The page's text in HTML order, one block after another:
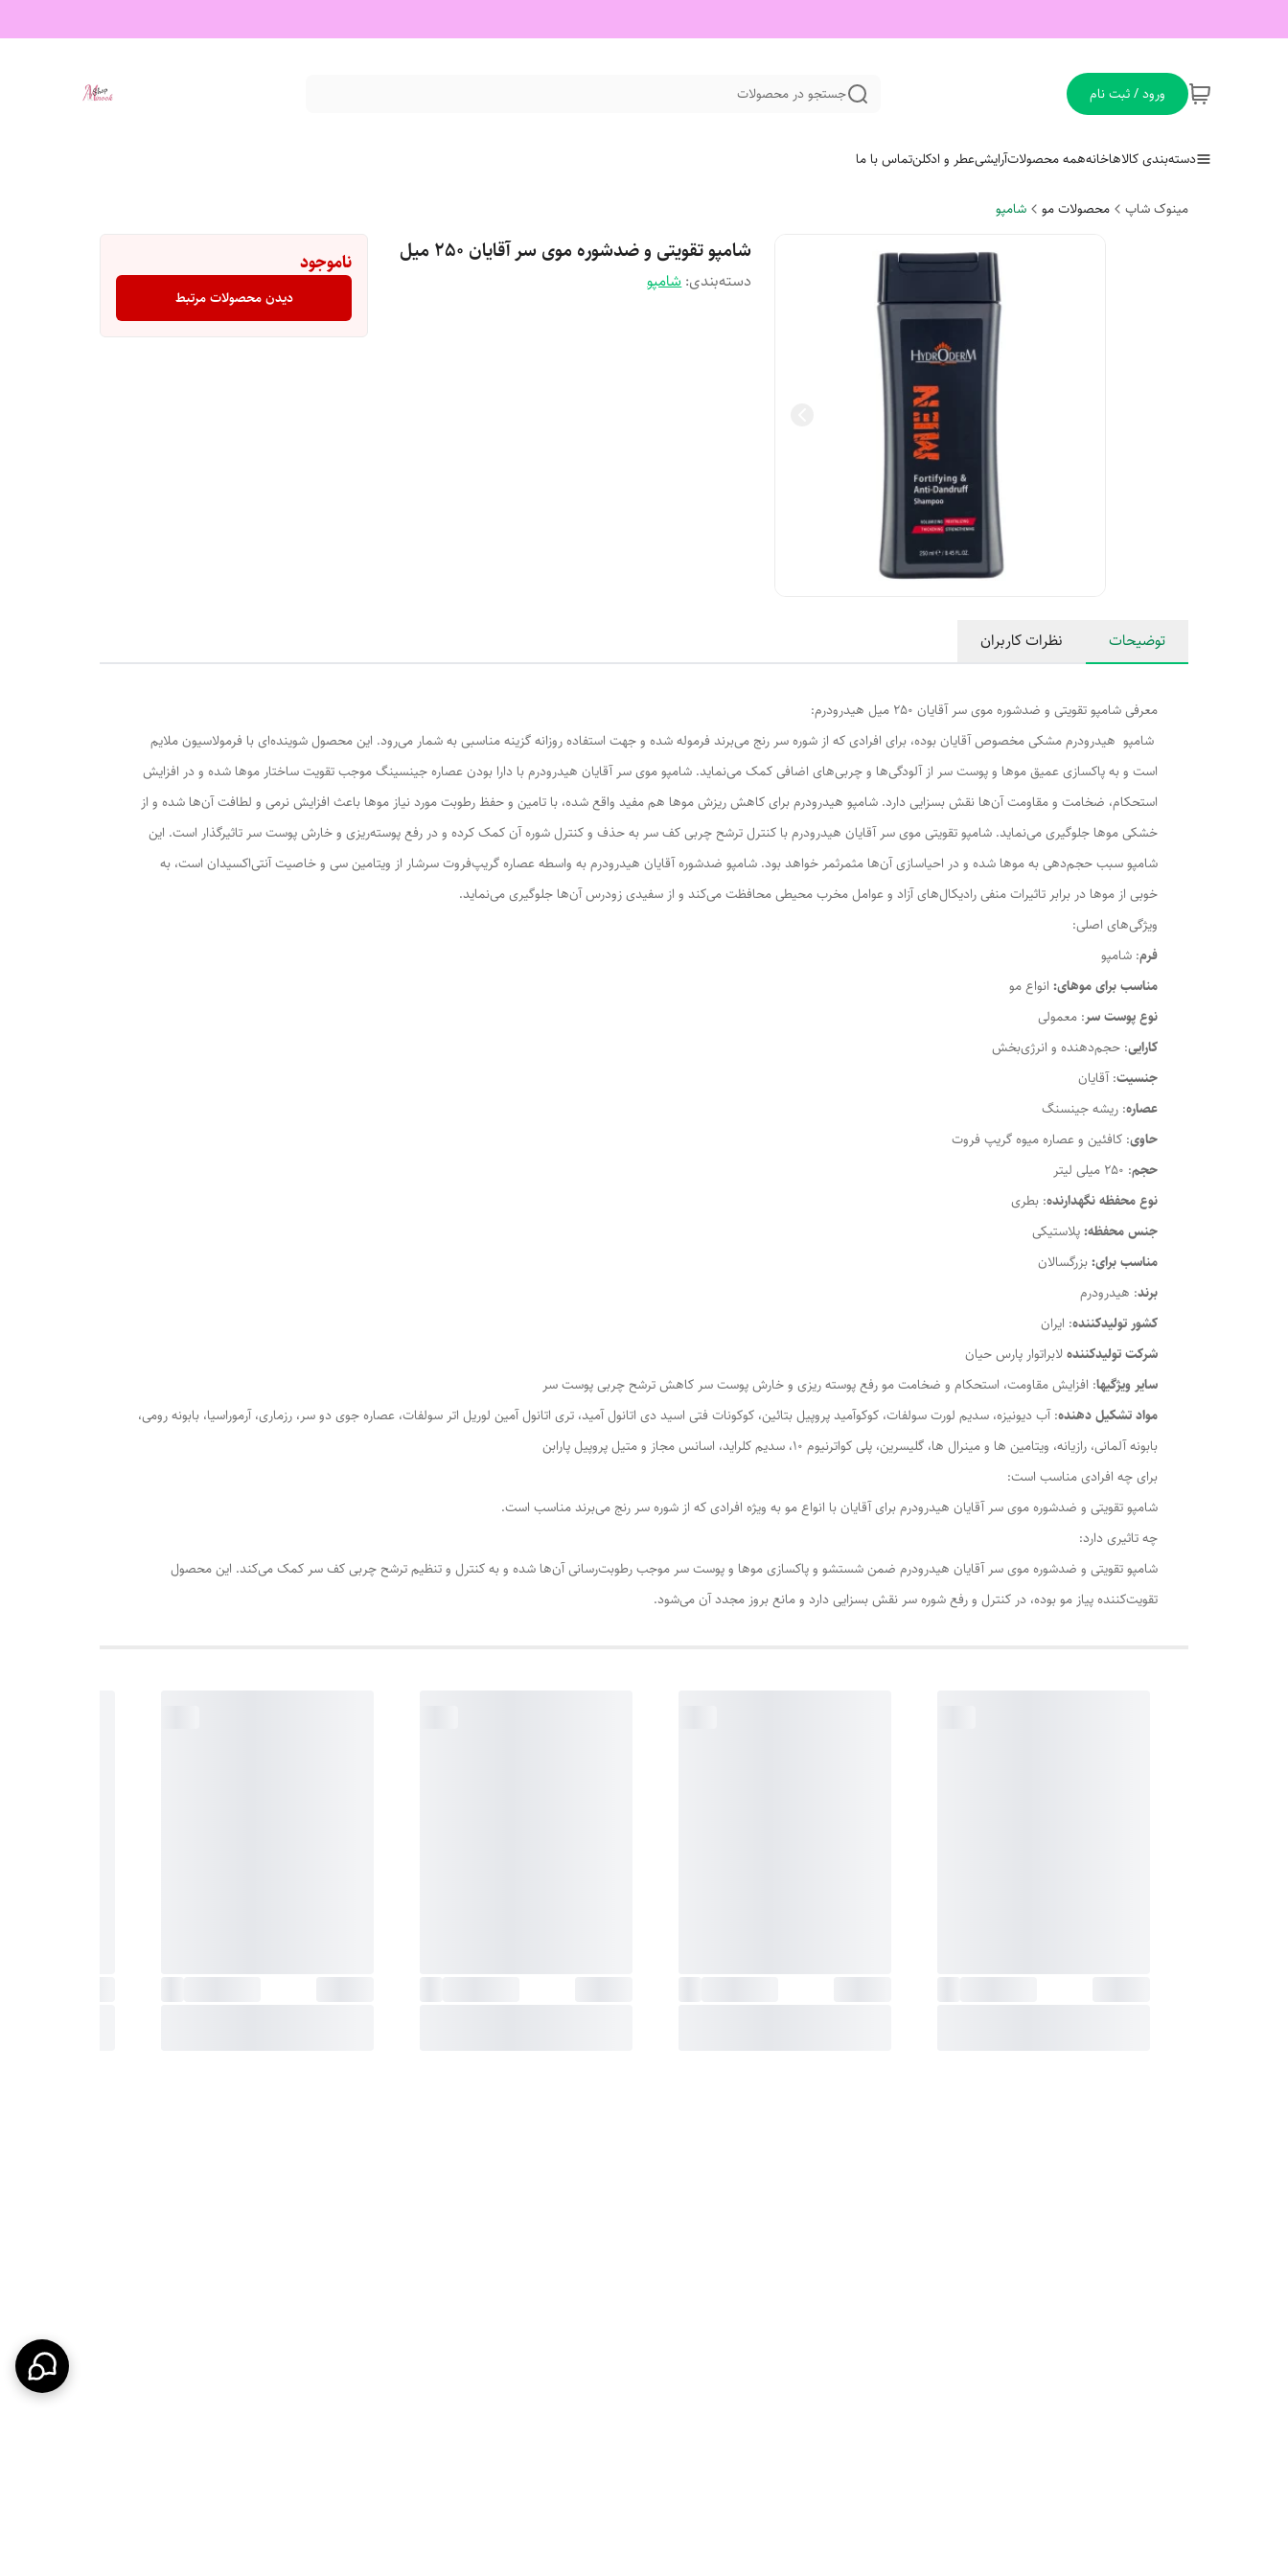
ورود / ثبت نام جستجو در محصولات
دسته‌بندی کالاهاخانههمه محصولاتآرایشیعطر و ادکلنتماس با ما
مینوک شاپ محصولات مو شامپو
شامپو تقویتی و ضدشوره موی سر آقایان 250 میل
دسته‌بندی:شامپو
ناموجود
دیدن محصولات مرتبط
توضیحات نظرات کاربران
معرفی شامپو تقویتی و ضدشوره موی سر آقایان 250 میل هیدرودرم:
شامپو هیدرودرم مشکی مخصوص آقایان بوده، برای افرادی که از شوره سر رنج می‌برند فرموله شده و جهت استفاده روزانه گزینه مناسبی به شمار می‌رود. این محصول شوینده‌ای با فرمولاسیون ملایم
است و به پاکسازی عمیق موها و پوست سر از آلودگی‌ها و چربی‌های اضافی کمک می‌نماید. شامپو موی سر آقایان هیدرودرم با دارا بودن عصاره جینسینگ موجب تقویت ساختار موها شده و در افزایش
استحکام، ضخامت و مقاومت آن‌ها نقش بسزایی دارد. شامپو هیدرودرم برای کاهش ریزش موها هم مفید واقع شده، با تامین و حفظ رطوبت مورد نیاز موها باعث افزایش نرمی و لطافت آن‌ها شده و از
خشکی موها جلوگیری می‌نماید. شامپو تقویتی موی سر آقایان هیدرودرم با کنترل ترشح چربی کف سر به حذف و کنترل شوره آن کمک کرده و در رفع پوسته‌ریزی و خارش پوست سر تاثیرگذار است. این
شامپو سبب حجم‌دهی به موها شده و در احیاسازی آن‌ها مثمرثمر خواهد بود. شامپو ضدشوره آقایان هیدرودرم به واسطه عصاره گریپ‌فروت سرشار از ویتامین سی و خاصیت آنتی‌اکسیدان است، به
خوبی از موها در برابر تاثیرات منفی رادیکال‌های آزاد و عوامل مخرب محیطی محافظت می‌کند و از سفیدی زودرس آن‌ها جلوگیری می‌نماید.
ویژگی‌های اصلی:
فرم: شامپو
مناسب برای موهای: انواع مو
نوع پوست سر: معمولی
کارایی: حجم‌دهنده و انرژی‌بخش
جنسیت: آقایان
عصاره: ریشه جینسنگ
حاوی: کافئین و عصاره میوه گریپ فروت
حجم: 250 میلی لیتر
نوع محفظه نگهدارنده: بطری
جنس محفظه:پلاستیکی
مناسب برای:بزرگسالان
برند: هیدرودرم
کشور تولید‎کننده
: ایران
شرکت تولید‎کننده
لابراتوار پارس حیان
سایر ویژگیها: افزایش مقاومت، استحکام و ضخامت مو رفع پوسته ریزی و خارش پوست سر کاهش ترشح چربی پوست سر
مواد تشکیل دهنده: آب دیونیزه، سدیم لورت سولفات، کوکوآمید پروپیل بتائین، کوکونات فتی اسید دی اتانول آمید، تری اتانول آمین لوریل اتر سولفات، عصاره جوی دو سر، رزماری، آرموراسیا، بابونه رومی،
بابونه آلمانی، رازیانه، ویتامین ها و مینرال ها، گلیسرین، پلی کواترنیوم 10، سدیم کلراید، اسانس مجاز و متیل پروپیل پارابن
برای چه افرادی مناسب است:
شامپو تقویتی و ضدشوره موی سر آقایان هیدرودرم برای آقایان با انواع مو به ویژه افرادی که از شوره سر رنج می‌برند مناسب است.
چه تاثیری دارد:
شامپو تقویتی و ضدشوره موی سر آقایان هیدرودرم ضمن شستشو و پاکسازی موها و پوست سر موجب رطوبت‌رسانی آن‌ها شده و به کنترل و تنظیم ترشح چربی کف سر کمک می‌کند. این محصول
تقویت‌کننده پیاز مو بوده، در کنترل و رفع شوره سر نقش بسزایی دارد و مانع بروز مجدد آن می‌شود.